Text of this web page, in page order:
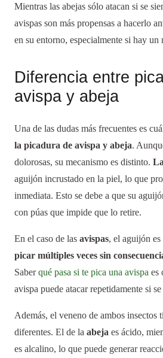
Mientras las abejas sólo atacan si se
avispas son más propensas a hacerlo
en su entorno, especialmente si hay un
Diferencia entre
avispa y abeja
Una de las dudas más frecuentes es
la picadura de avispa y abeja.
dolorosas, su mecanismo es distinto.
aguijón incrustado en la piel, lo que
inmediata. Esto se debe a que su
con púas que impide que lo retire.
En el caso de las avispas, el aguijón
picar múltiples veces sin
Saberqué pasa si te pica una avispa es
avispa puede atacar repetidamente si
Además, el veneno de ambos insectos
diferentes. El de la abeja es ácido,
es alcalino, lo que puede generar